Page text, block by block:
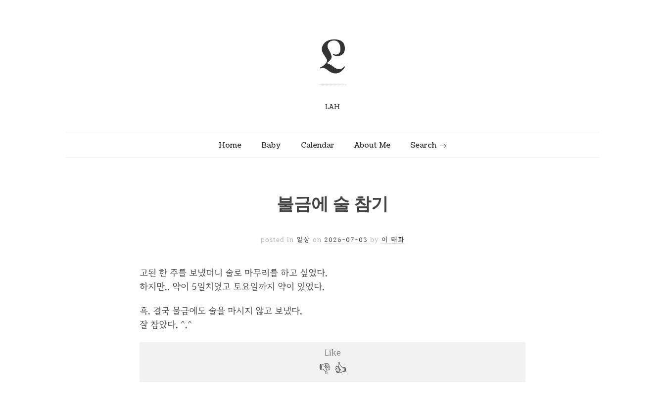
L
LAH
Home Baby Calendar About Me Search
불금에 술 참기
posted in 일상 on 2026-07-03 by 이 태화
고된 한 주를 보냈더니 술로 마무리를 하고 싶었다.
하지만.. 약이 5일치였고 토요일까지 약이 있었다.
흑. 결국 불금에도 술을 마시지 않고 보냈다.
잘 참았다. ^.^